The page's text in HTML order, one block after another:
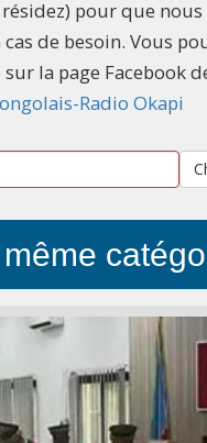
pour que
de besoin. Vous
la page Facebook
Radio Okapi